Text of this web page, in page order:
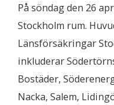
På söndag den 26
Stockholm rum.
Länsförsäkringar
inkluderar
Bostäder,
Nacka, Salem,